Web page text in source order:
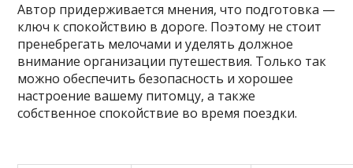
Автор придерживается мнения, что подготовка —
ключ к спокойствию в дороге. Поэтому не стоит
пренебрегать мелочами и уделять должное
внимание организации путешествия. Только так
можно обеспечить безопасность и хорошее
настроение вашему питомцу, а также
собственное спокойствие во время поездки.